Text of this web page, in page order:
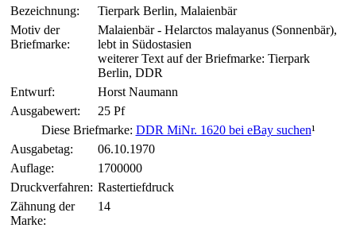
Bezeichnung:
Tierpark Berlin, Malaienbär
Motiv der
Briefmarke:
Malaienbär - Helarctos malayanus (Sonnenbär),
lebt in Südostasien
weiterer Text auf der Briefmarke: Tierpark
Berlin, DDR
Entwurf:
Horst Naumann
Ausgabewert:
25 Pf
Diese Briefmarke: DDR MiNr. 1620 bei eBay suchen¹
Ausgabetag:
06.10.1970
Auflage:
1700000
Druckverfahren: Rastertiefdruck
Zähnung der
Marke:
14